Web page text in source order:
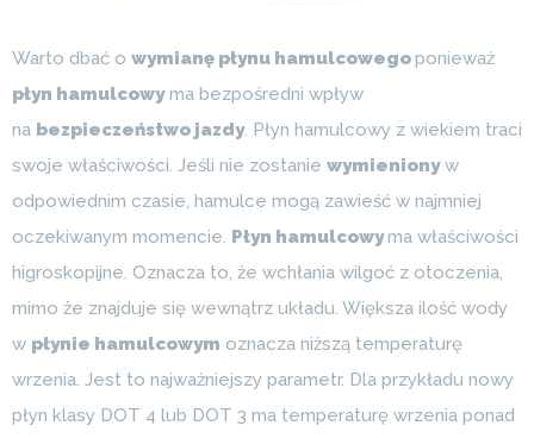
Warto dbać o wymianę płynu hamulcowegoponieważ
płyn hamulcowyma bezpośredni wpływ
na bezpieczeństwo jazdy. Płyn hamulcowy z wiekiem traci
swoje właściwości. Jeśli nie zostanie wymienionyw
odpowiednim czasie, hamulce mogą zawieść w najmniej
oczekiwanym momencie. Płyn hamulcowyma właściwości
higroskopijne. Oznacza to, że wchłania wilgoć z otoczenia,
mimo że znajduje się wewnątrz układu. Większa ilość wody
w płynie hamulcowym oznacza niższą temperaturę
wrzenia. Jest to najważniejszy parametr. Dla przykładu nowy
płyn klasy DOT 4 lub DOT 3 ma temperaturę wrzenia ponad